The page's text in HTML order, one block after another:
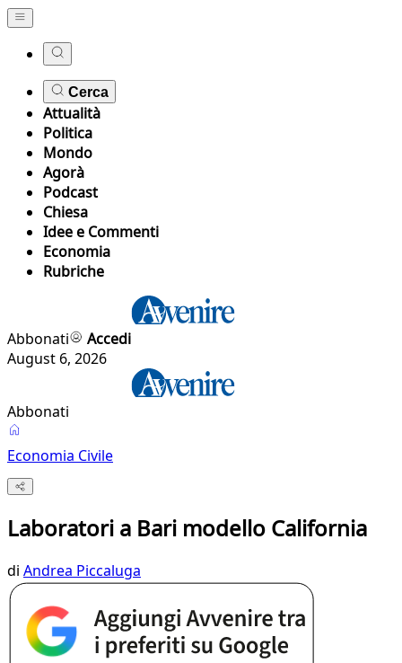
Cerca
Attualità
Politica
Mondo
Agorà
Podcast
Chiesa
Idee e Commenti
Economia
Rubriche
Abbonati
Accedi
August 6, 2026
Abbonati
Economia Civile
Laboratori a Bari modello California
di Andrea Piccaluga